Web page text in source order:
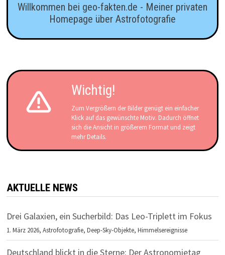
Willkommen bei geo-fakten.de - Meiner privaten
Homepage über Astrofotografie
Wichtig!
Zum Vergrößern der Bilder genügt ein einfacher
Klick auf das gewünschte Motiv. Dadurch öffnet
sich die Ansicht in größerem Format und zeigt
mehr Details.
AKTUELLE NEWS
Drei Galaxien, ein Sucherbild: Das Leo-Triplett im Fokus
1. März 2026,Astrofotografie,Deep-Sky-Objekte,Himmelsereignisse
Deutschland blickt in die Sterne: Der Astronomietag